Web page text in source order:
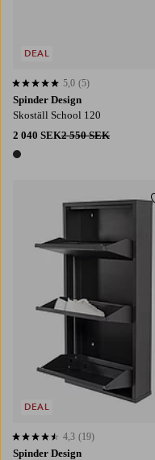
Spinder Design
Skoställ School 120
2 040 SEK2 550 SEK
1 färg
5,0 baserat på 5 st betyg
5,0 (5)
DEAL
Spinder Design
4,3 baserat på 19 st betyg
4,3 (19)
DEAL